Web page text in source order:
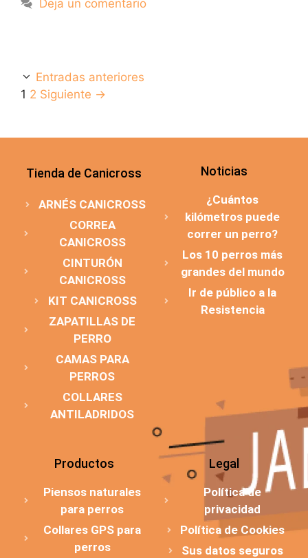
Deja un comentario
Entradas anteriores
1 2 Siguiente →
Tienda de Canicross
ARNÉS CANICROSS
CORREA
CANICROSS
CINTURÓN
CANICROSS
KIT CANICROSS
ZAPATILLAS DE
PERRO
CAMAS PARA
PERROS
COLLARES
ANTILADRIDOS
Noticias
¿Cuántos
kilómetros puede
correr un perro?
Los 10 perros más
grandes del mundo
Ir de público a la
Resistencia
Productos
Piensos naturales
para perros
Collares GPS para
perros
Legal
Política de
privacidad
Política de Cookies
Sus datos seguros